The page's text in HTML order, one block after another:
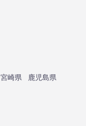
宮崎県
鹿児島県